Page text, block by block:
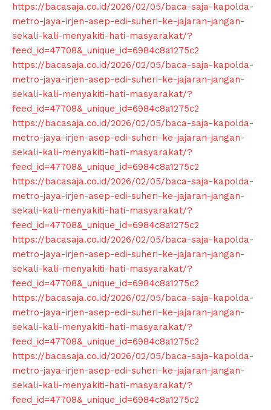
https://bacasaja.co.id/2026/02/05/baca-saja-kapolda-
metro-jaya-irjen-asep-edi-suheri-ke-jajaran-jangan-
sekali-kali-menyakiti-hati-masyarakat/?
feed_id=47708&_unique_id=6984c8a1275c2
https://bacasaja.co.id/2026/02/05/baca-saja-kapolda-
metro-jaya-irjen-asep-edi-suheri-ke-jajaran-jangan-
sekali-kali-menyakiti-hati-masyarakat/?
feed_id=47708&_unique_id=6984c8a1275c2
https://bacasaja.co.id/2026/02/05/baca-saja-kapolda-
metro-jaya-irjen-asep-edi-suheri-ke-jajaran-jangan-
sekali-kali-menyakiti-hati-masyarakat/?
feed_id=47708&_unique_id=6984c8a1275c2
https://bacasaja.co.id/2026/02/05/baca-saja-kapolda-
metro-jaya-irjen-asep-edi-suheri-ke-jajaran-jangan-
sekali-kali-menyakiti-hati-masyarakat/?
feed_id=47708&_unique_id=6984c8a1275c2
https://bacasaja.co.id/2026/02/05/baca-saja-kapolda-
metro-jaya-irjen-asep-edi-suheri-ke-jajaran-jangan-
sekali-kali-menyakiti-hati-masyarakat/?
feed_id=47708&_unique_id=6984c8a1275c2
https://bacasaja.co.id/2026/02/05/baca-saja-kapolda-
metro-jaya-irjen-asep-edi-suheri-ke-jajaran-jangan-
sekali-kali-menyakiti-hati-masyarakat/?
feed_id=47708&_unique_id=6984c8a1275c2
https://bacasaja.co.id/2026/02/05/baca-saja-kapolda-
metro-jaya-irjen-asep-edi-suheri-ke-jajaran-jangan-
sekali-kali-menyakiti-hati-masyarakat/?
feed_id=47708&_unique_id=6984c8a1275c2